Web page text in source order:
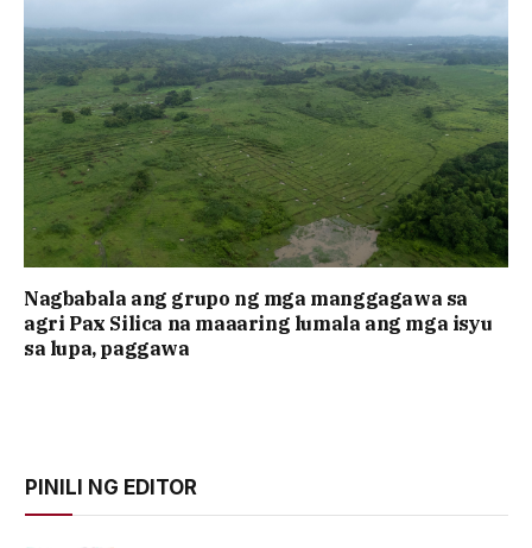
Nagbabala ang grupo ng mga manggagawa sa
agri Pax Silica na maaaring lumala ang mga isyu
sa lupa, paggawa
PINILI NG EDITOR